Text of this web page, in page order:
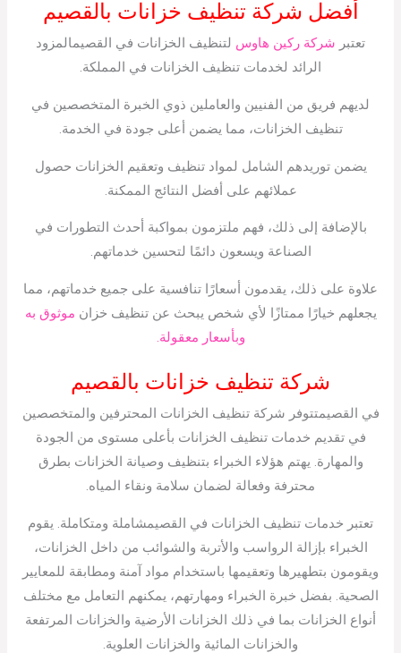
أفضل شركة تنظيف خزانات بالقصيم
تعتبر شركة ركين هاوس لتنظيف الخزانات في القصيمالمزود
الرائد لخدمات تنظيف الخزانات في المملكة.
لديهم فريق من الفنيين والعاملين ذوي الخبرة المتخصصين في
تنظيف الخزانات، مما يضمن أعلى جودة في الخدمة.
يضمن توريدهم الشامل لمواد تنظيف وتعقيم الخزانات حصول
عملائهم على أفضل النتائج الممكنة.
بالإضافة إلى ذلك، فهم ملتزمون بمواكبة أحدث التطورات في
الصناعة ويسعون دائمًا لتحسين خدماتهم.
علاوة على ذلك، يقدمون أسعارًا تنافسية على جميع خدماتهم، مما
يجعلهم خيارًا ممتازًا لأي شخص يبحث عن تنظيف خزان موثوق به
وبأسعار معقولة.
شركة تنظيف خزانات بالقصيم
في القصيمتتوفر شركة تنظيف الخزانات المحترفين والمتخصصين
في تقديم خدمات تنظيف الخزانات بأعلى مستوى من الجودة
والمهارة. يهتم هؤلاء الخبراء بتنظيف وصيانة الخزانات بطرق
محترفة وفعالة لضمان سلامة ونقاء المياه.
تعتبر خدمات تنظيف الخزانات في القصيمشاملة ومتكاملة. يقوم
الخبراء بإزالة الرواسب والأتربة والشوائب من داخل الخزانات،
ويقومون بتطهيرها وتعقيمها باستخدام مواد آمنة ومطابقة للمعايير
الصحية. بفضل خبرة الخبراء ومهارتهم، يمكنهم التعامل مع مختلف
أنواع الخزانات بما في ذلك الخزانات الأرضية والخزانات المرتفعة
والخزانات المائية والخزانات العلوية.